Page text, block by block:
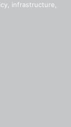
infrastructure,